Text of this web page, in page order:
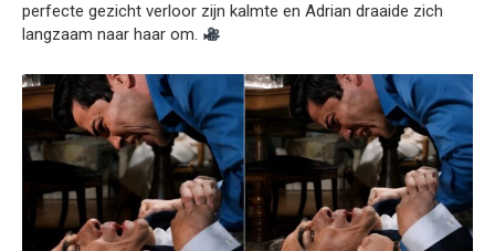
perfecte gezicht verloor zijn kalmte en Adrian draaide zich
langzaam naar haar om.